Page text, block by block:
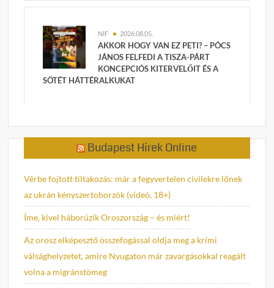
NIF 2026.08.05.
AKKOR HOGY VAN EZ PETI? – PÓCS
JÁNOS FELFEDI A TISZA-PÁRT
KONCEPCIÓS KITERVELŐIT ÉS A
SÖTÉT HÁTTÉRALKUKAT
Budapest Hírek Online
Vérbe fojtott tiltakozás: már a fegyvertelen civilekre lőnek
az ukrán kényszertoborzók (videó, 18+)
Íme, kivel háborúzik Oroszország – és miért!
Az orosz elképesztő összefogással oldja meg a krími
válsághelyzetet, amire Nyugaton már zavargásokkal reagált
volna a migránstömeg